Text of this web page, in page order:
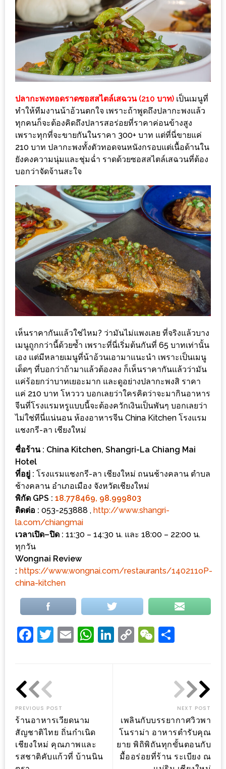
อาหาร
โดน
ภาพ
ใส
ปิ๊
งด้วย
HUAWEI
G7
PLUS
สมา
ร์ท
ที่
เอาใจ
ขา
กิน
โดย
เฉพาะ
อิ่ม
กิน
ไม่
ยั้ง
หมู
กระทะ
&
ทะเล
เผา
เชียงใหม่
ไม่
บาน
ปลาย
ไม่
เกิน
บาท
เกี่ยว
กับ
เว็บ
น้า
อ้วน
ร้าน
แนะนำ
ร้าน
เพื่อน
ปลากะพงทอดราดซอสสไตล์เสฉวน (210 บาท) เป็นเมนูที่
ทำให้ทีมงานน้าอ้วนตกใจ เพราะถ้าพูดถึงปลากะพงแล้ว
ทุกคนก็จะต้องคิดถึงปลารสอร่อยที่ราคาค่อนข้างสูง
เพราะทุกที่จะขายกันในราคา 300+ บาท แต่ที่นี่ขายแค่
210 บาท ปลากะพงทั้งตัวทอดจนหนังกรอบแต่เนื้อด้านใน
ยังคงความนุ่มและชุ่มฉ่ำ ราดด้วยซอสสไตล์เสฉวนที่ต้อง
บอกว่าจัดจ้านสะใจ
เห็นราคากันแล้วใช่ไหม? ว่ามันไม่แพงเลย ที่จริงแล้วบาง
เมนูถูกกว่านี้ด้วยซ้ำ เพราะที่นี่เริ่มต้นกันที่ 65 บาทเท่านั้น
เอง แต่มีหลายเมนูที่น้าอ้วนเอามาแนะนำ เพราะเป็นเมนู
เด็ดๆ ที่บอกว่าถ้ามาแล้วต้องลง ก็เห็นราคากันแล้วว่ามัน
แค่ร้อยกว่าบาทเยอะมาก และดูอย่างปลากะพงสิ ราคา
แค่ 210 บาท โหววว บอกเลยว่าใครคิดว่าจะมากินอาหาร
จีนที่โรงแรมหรูแบบนี้จะต้องควักเงินเป็นพันๆ บอกเลยว่า
ไม่ใช่ทีนี่แน่นอน ห้องอาหารจีน China Kitchen โรงแรม
แชงกรี-ลา เชียงใหม่
ชื่อร้าน: China Kitchen, Shangri-La Chiang Mai
Hotel
ที่อยู่ : โรงแรมแชงกรี-ลา เชียงใหม่ ถนนช้างคลาน ตำบล
ช้างคลาน อำเภอเมือง จังหวัดเชียงใหม่
พิกัด GPS : 18.778469, 98.999803
ติดต่อ : 053-253888 , http://www.shangri-
la.com/chiangmai
เวลาเปิด–ปิด : 11:30 – 14:30 น. และ 18:00 – 22:00 น.​
ทุกวัน
Wongnai Review
: https://www.wongnai.com/restaurants/140211oP-
china-kitchen
Facebook
Twitter
EmailWhatsApp
LinkedIn
CopyWeChat
PREVIOUS POST
ร้านอาหารเวียดนาม
สัญชาติไทย ถิ่นกำเนิด
เชียงใหม่ คุณภาพและ
รสชาติคับแก้วที่ บ้านนิน
NEXT POST
เพลินกับบรรยากาศวิวพา
โนราม่า อาหารตำรับคุณ
ยาย พิถิพิถันทุกขั้นตอนกับ
มื้ออร่อยที่ร้าน ระเบียง ณ